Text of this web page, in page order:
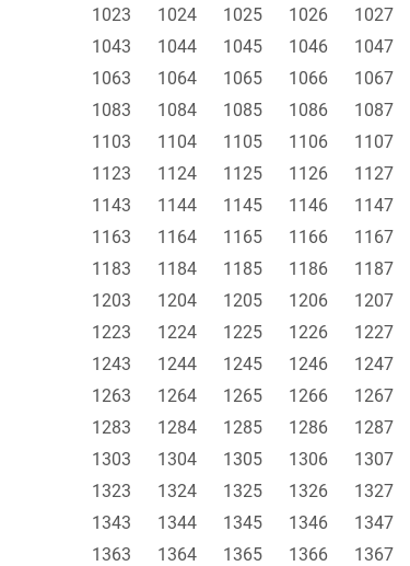
1023
1024 1025 1026 1027
1043
1044 1045 1046 1047
1063
1064 1065 1066 1067
1083
1084 1085 1086 1087
1103
1104 1105 1106 1107
1123
1124 1125 1126 1127
1143
1144 1145 1146 1147
1163
1164 1165 1166 1167
1183
1184 1185 1186 1187
1203
1204 1205 1206 1207
1223
1224 1225 1226 1227
1243
1244 1245 1246 1247
1263
1264 1265 1266 1267
1283
1284 1285 1286 1287
1303
1304 1305 1306 1307
1323
1324 1325 1326 1327
1343
1344 1345 1346 1347
1363
1364 1365 1366 1367